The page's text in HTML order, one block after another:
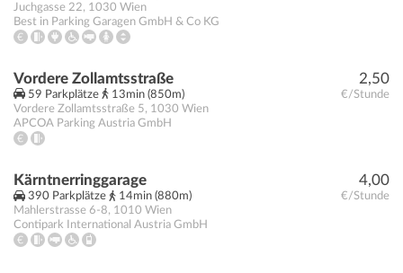
Juchgasse 22, 1030 Wien
Best in Parking Garagen GmbH & Co KG
2,50
€/Stunde
Vordere Zollamtsstraße
59 Parkplätze
13min (850m)
Vordere Zollamtsstraße 5, 1030 Wien
APCOA Parking Austria GmbH
4,00
€/Stunde
Kärntnerringgarage
390 Parkplätze
14min (880m)
Mahlerstrasse 6-8, 1010 Wien
Contipark International Austria GmbH